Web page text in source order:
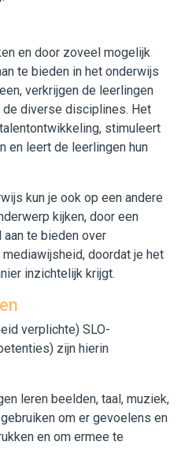
en door zoveel mogelijk
te bieden in het onderwijs
verkrijgen de leerlingen
de diverse disciplines. Het
stimuleert
en leert de leerlingen hun
kun je ook op een andere
kijken, door een
te bieden over
doordat je het
inzichtelijk krijgt.
verplichte) SLO-
zijn hierin
leren beelden, taal, muziek,
om er gevoelens en
en om ermee te